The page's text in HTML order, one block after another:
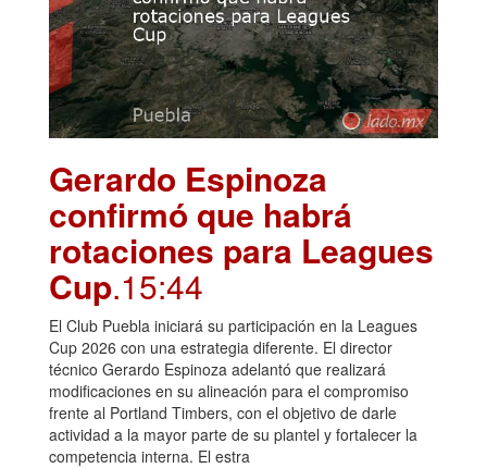
Gerardo Espinoza
confirmó que habrá
rotaciones para Leagues
Cup.15:44
El Club Puebla iniciará su participación en la Leagues
Cup 2026 con una estrategia diferente. El director
técnico Gerardo Espinoza adelantó que realizará
modificaciones en su alineación para el compromiso
frente al Portland Timbers, con el objetivo de darle
actividad a la mayor parte de su plantel y fortalecer la
competencia interna. El estra